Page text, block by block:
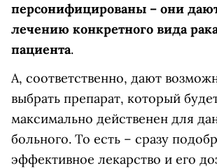
персонифицированы – они
лечению конкретного вида
пациента.
А, соответственно, дают
выбрать препарат, который
максимально действенен для
больного. То есть – сразу
эффективное лекарство и его